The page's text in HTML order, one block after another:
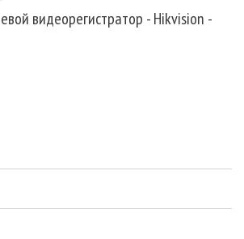
видеорегистратор - Hikvision -